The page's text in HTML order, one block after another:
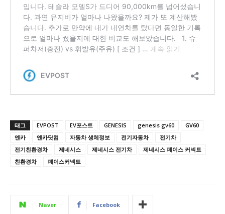
태그 EVPOST EV포스트 GENESIS genesis gv60
GV60
엔카
엔카닷컴 자동차 생체정보 전기자동차
전기차
전기친환경차
제네시스 제네시스 전기차
제네시스 페이스 커넥트
친환경차
페이스커넥트
Naver Facebook